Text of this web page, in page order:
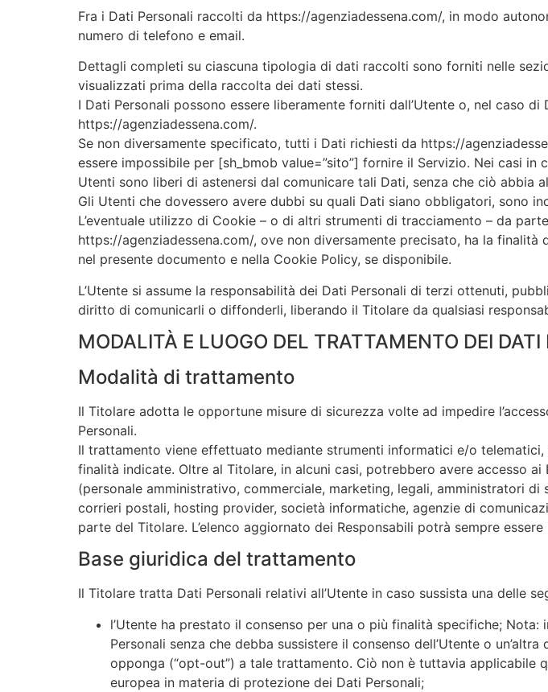
Fra i Dati Personali raccolti da https://agenziadessena.com/, in modo
numero di telefono e email.
Dettagli completi su ciascuna tipologia di dati raccolti sono forniti nelle
visualizzati prima della raccolta dei dati stessi.
I Dati Personali possono essere liberamente forniti dall’Utente o, nel caso
https://agenziadessena.com/.
Se non diversamente specificato, tutti i Dati richiesti da https://
essere impossibile per [sh_bmob value=”sito”] fornire il Servizio. Nei casi
Utenti sono liberi di astenersi dal comunicare tali Dati, senza che ciò abbia
Gli Utenti che dovessero avere dubbi su quali Dati siano obbligatori, sono
L’eventuale utilizzo di Cookie – o di altri strumenti di tracciamento – da
https://agenziadessena.com/, ove non diversamente precisato, ha la
nel presente documento e nella Cookie Policy, se disponibile.
L’Utente si assume la responsabilità dei Dati Personali di terzi ottenuti,
diritto di comunicarli o diffonderli, liberando il Titolare da qualsiasi
MODALITÀ E LUOGO DEL TRATTAMENTO DEI DATI
Modalità di trattamento
Il Titolare adotta le opportune misure di sicurezza volte ad impedire
Personali.
Il trattamento viene effettuato mediante strumenti informatici e/o
finalità indicate. Oltre al Titolare, in alcuni casi, potrebbero avere accesso
(personale amministrativo, commerciale, marketing, legali, amministratori
corrieri postali, hosting provider, società informatiche, agenzie di
parte del Titolare. L’elenco aggiornato dei Responsabili potrà sempre
Base giuridica del trattamento
Il Titolare tratta Dati Personali relativi all’Utente in caso sussista una delle
l’Utente ha prestato il consenso per una o più finalità specifiche;
Personali senza che debba sussistere il consenso dell’Utente o
opponga (“opt-out”) a tale trattamento. Ciò non è tuttavia
europea in materia di protezione dei Dati Personali;